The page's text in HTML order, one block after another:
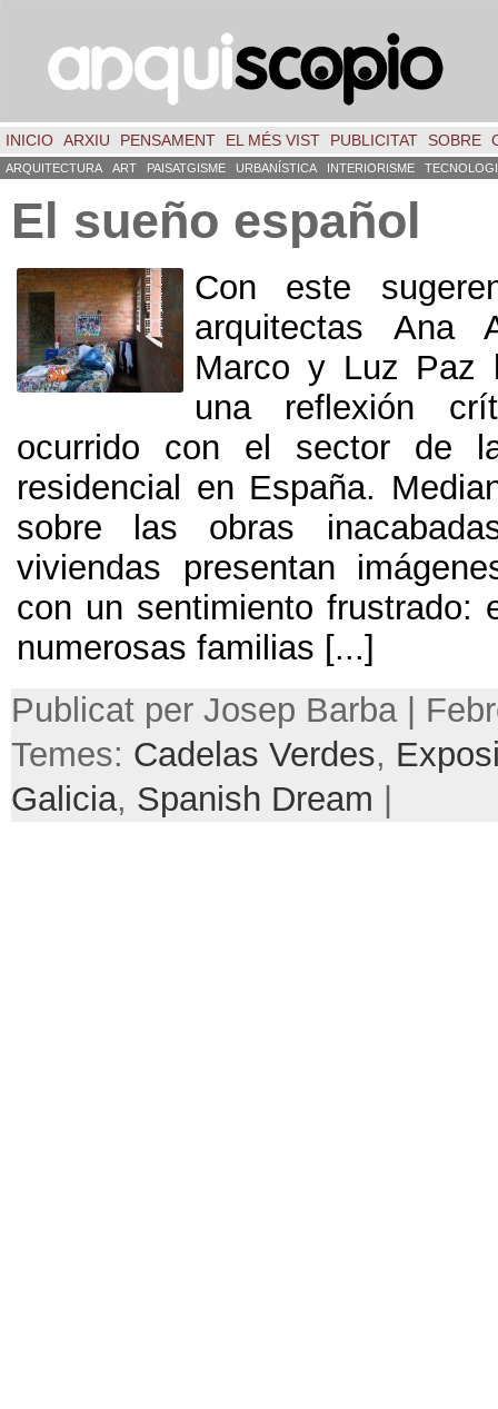
INICIO ARXIU PENSAMENT EL MÉS VIST PUBLICITAT SOBRE
ARQUITECTURA ART PAISATGISME URBANÍSTICA INTERIORISME
El sueño español
Con este
arquitectas Ana
Marco y Luz Paz
una reflexión
ocurrido con el sector de
residencial en España.
sobre las obras
viviendas presentan
con un sentimiento frustrado:
numerosas familias [...]
Publicat per Josep Barba |
Temes: Cadelas Verdes,
Galicia, Spanish Dream |